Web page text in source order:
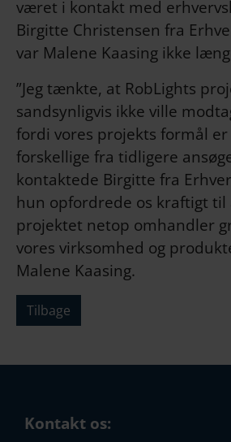
været i kontakt med
Birgitte Christensen fra
var Malene Kaasing ikke
”Jeg tænkte, at RobLights
sandsynligvis ikke ville
fordi vores projekts formål
forskellige fra tidligere
kontaktede Birgitte fra
hun opfordrede os kraftigt til
projektet netop omhandler
vores virksomhed og
Malene Kaasing.
Tilbage
Kontakt os: